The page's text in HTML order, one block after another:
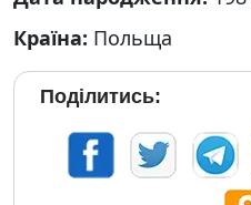
Країна: Польща
Поділитись: